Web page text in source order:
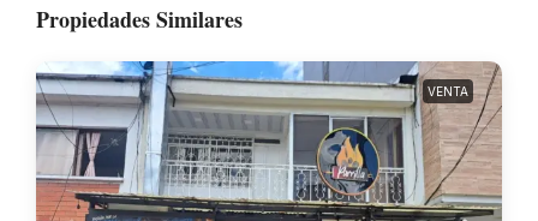
Propiedades Similares
VENTA